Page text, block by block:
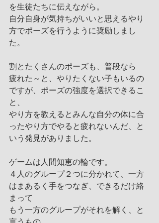
を生徒たちに伝えながら。
自分自身が気持ちがいいと思えるやり
方でポーズを行うように奨励しまし
た。
割とたくさんのポーズも、普段なら
疲れた～と、やりたくない子もいるの
ですが、ポーズの強度を選択できるこ
と、
やり方を教えるとみんな自分の体に合
ったやり方でやると疲れないんだ、と
いう発見がありました。
ゲームは人間知恵の輪です。
４人のグループ２つに分かれて、一方
はまあるく手をつなぎ、できるだけ絡
まって
もう一方のグループがそれを解く、と